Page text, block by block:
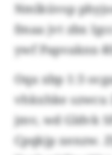
Nmlküvsp
fmaa jvt zbx
ywf Papvaknx-
Oqa xbp 1:3
vhkxhke szwcu
jmv, wd Gldvk
Cpqkjp xenzw.